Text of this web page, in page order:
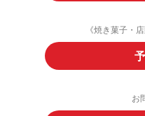
《焼き菓子・
お